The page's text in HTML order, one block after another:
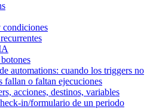
condiciones
automations: cuando los triggers no
fallan o faltan ejecuciones
acciones, destinos, variables
in/formulario de un periodo